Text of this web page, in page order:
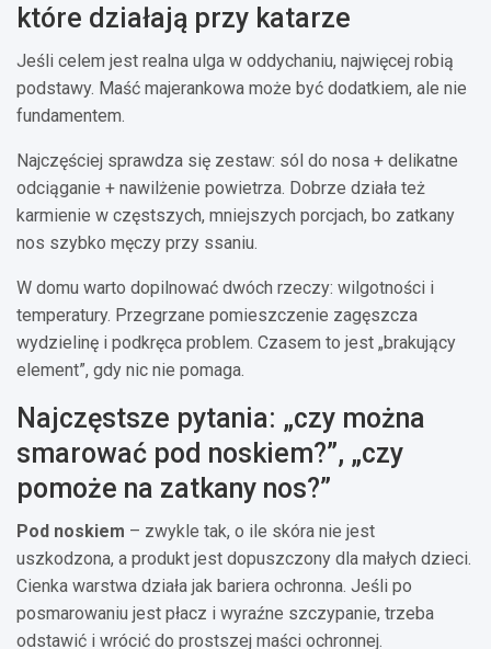
które działają przy katarze
Jeśli celem jest realna ulga w oddychaniu, najwięcej robią
podstawy. Maść majerankowa może być dodatkiem, ale nie
fundamentem.
Najczęściej sprawdza się zestaw: sól do nosa + delikatne
odciąganie + nawilżenie powietrza. Dobrze działa też
karmienie w częstszych, mniejszych porcjach, bo zatkany
nos szybko męczy przy ssaniu.
W domu warto dopilnować dwóch rzeczy: wilgotności i
temperatury. Przegrzane pomieszczenie zagęszcza
wydzielinę i podkręca problem. Czasem to jest „brakujący
element”, gdy nic nie pomaga.
Najczęstsze pytania: „czy można
smarować pod noskiem?”, „czy
pomoże na zatkany nos?”
Pod noskiem – zwykle tak, o ile skóra nie jest
uszkodzona, a produkt jest dopuszczony dla małych dzieci.
Cienka warstwa działa jak bariera ochronna. Jeśli po
posmarowaniu jest płacz i wyraźne szczypanie, trzeba
odstawić i wrócić do prostszej maści ochronnej.